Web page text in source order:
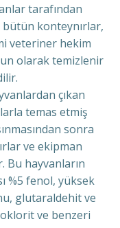
tarafından
bütün konteynırlar,
veteriner hekim
olarak temizlenir
çıkan
temas etmiş
sonra
ve ekipman
Bu hayvanların
%5 fenol, yüksek
glutaraldehit ve
ve benzeri